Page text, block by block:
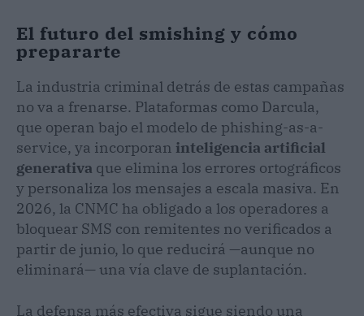
El futuro del smishing y cómo
prepararte
La industria criminal detrás de estas campañas
no va a frenarse. Plataformas como Darcula,
que operan bajo el modelo de phishing-as-a-
service, ya incorporan inteligencia artificial
generativa que elimina los errores ortográficos
y personaliza los mensajes a escala masiva. En
2026, la CNMC ha obligado a los operadores a
bloquear SMS con remitentes no verificados a
partir de junio, lo que reducirá —aunque no
eliminará— una vía clave de suplantación.
La defensa más efectiva sigue siendo una